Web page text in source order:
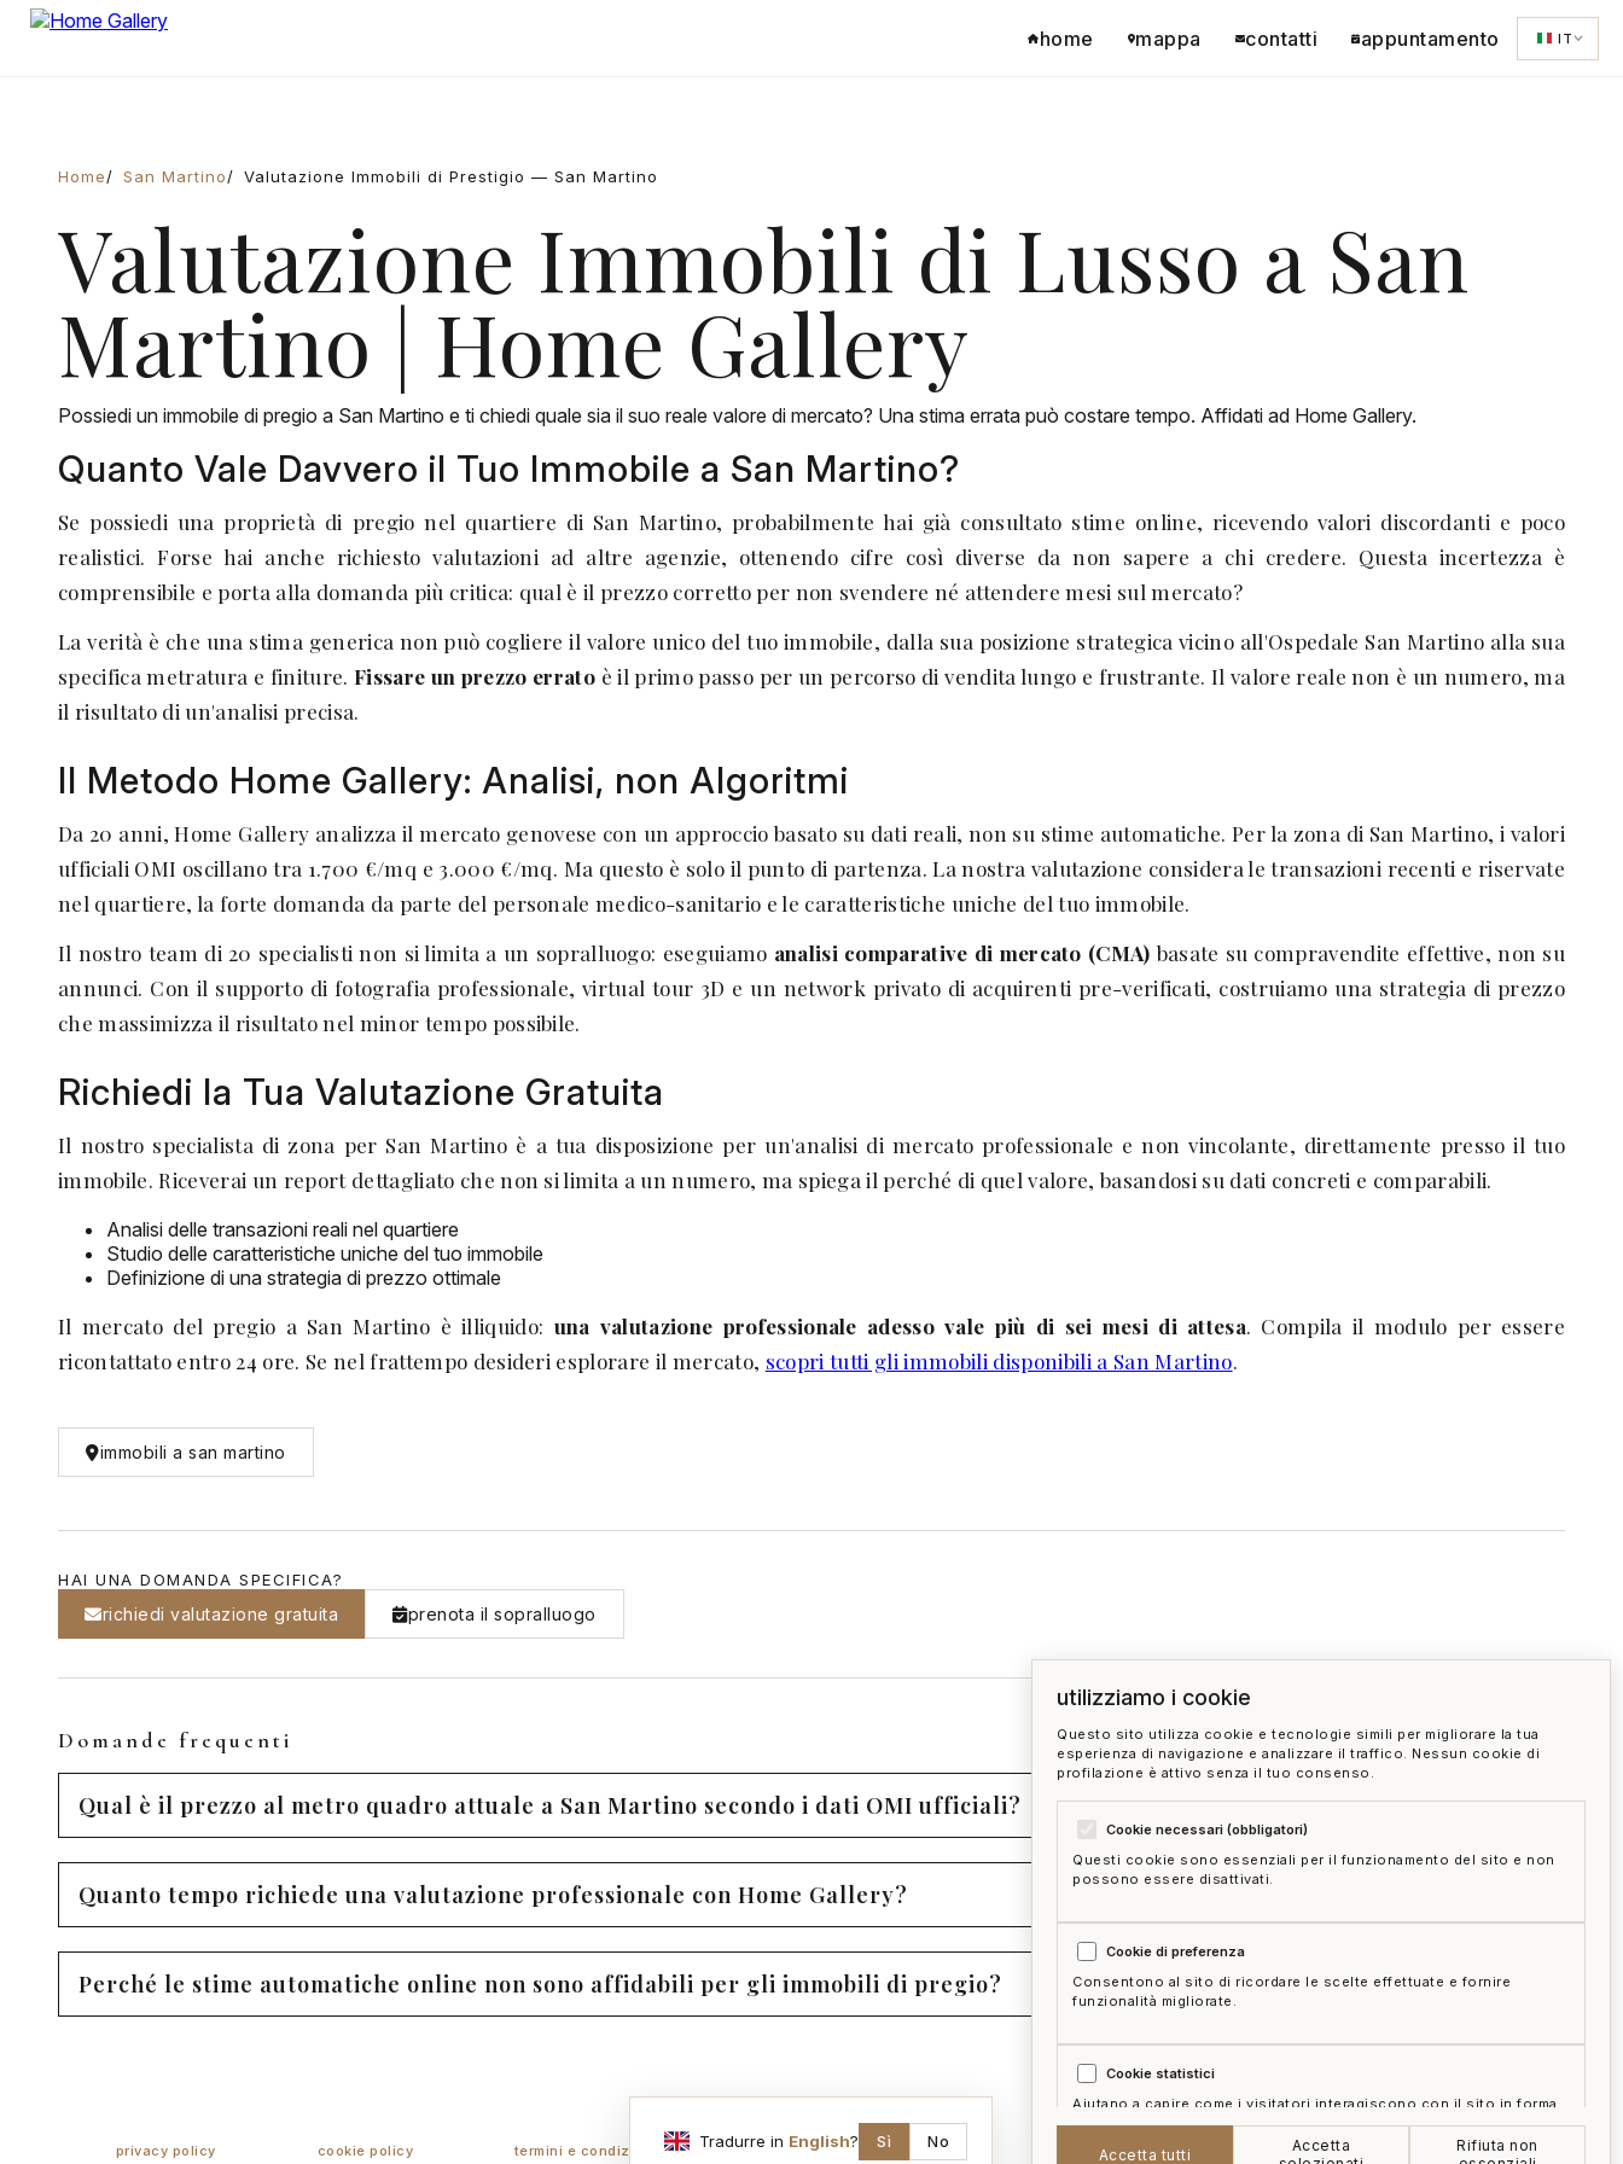
home mappa contatti appuntamento IT
Home San Martino Valutazione Immobili di Prestigio — San Martino
Valutazione Immobili di Lusso a San
Martino | Home Gallery
Possiedi un immobile di pregio a San Martino e ti chiedi quale sia il suo reale valore di mercato? Una stima errata può costare tempo. Affidati ad Home Gallery.
Quanto Vale Davvero il Tuo Immobile a San Martino?
Se possiedi una proprietà di pregio nel quartiere di San Martino, probabilmente hai già consultato stime online, ricevendo valori discordanti e poco
realistici. Forse hai anche richiesto valutazioni ad altre agenzie, ottenendo cifre così diverse da non sapere a chi credere. Questa incertezza è
comprensibile e porta alla domanda più critica: qual è il prezzo corretto per non svendere né attendere mesi sul mercato?
La verità è che una stima generica non può cogliere il valore unico del tuo immobile, dalla sua posizione strategica vicino all'Ospedale San Martino alla sua
specifica metratura e finiture. Fissare un prezzo errato è il primo passo per un percorso di vendita lungo e frustrante. Il valore reale non è un numero, ma
il risultato di un'analisi precisa.
Il Metodo Home Gallery: Analisi, non Algoritmi
Da 20 anni, Home Gallery analizza il mercato genovese con un approccio basato su dati reali, non su stime automatiche. Per la zona di San Martino, i valori
ufficiali OMI oscillano tra 1.700 €/mq e 3.000 €/mq. Ma questo è solo il punto di partenza. La nostra valutazione considera le transazioni recenti e riservate
nel quartiere, la forte domanda da parte del personale medico-sanitario e le caratteristiche uniche del tuo immobile.
Il nostro team di 20 specialisti non si limita a un sopralluogo: eseguiamo analisi comparative di mercato (CMA) basate su compravendite effettive, non su
annunci. Con il supporto di fotografia professionale, virtual tour 3D e un network privato di acquirenti pre-verificati, costruiamo una strategia di prezzo
che massimizza il risultato nel minor tempo possibile.
Richiedi la Tua Valutazione Gratuita
Il nostro specialista di zona per San Martino è a tua disposizione per un'analisi di mercato professionale e non vincolante, direttamente presso il tuo
immobile. Riceverai un report dettagliato che non si limita a un numero, ma spiega il perché di quel valore, basandosi su dati concreti e comparabili.
Analisi delle transazioni reali nel quartiere
Studio delle caratteristiche uniche del tuo immobile
Definizione di una strategia di prezzo ottimale
Il mercato del pregio a San Martino è illiquido: una valutazione professionale adesso vale più di sei mesi di attesa. Compila il modulo per essere
ricontattato entro 24 ore. Se nel frattempo desideri esplorare il mercato, scopri tutti gli immobili disponibili a San Martino.
immobili a san martino
HAI UNA DOMANDA SPECIFICA?
richiedi valutazione gratuita prenota il sopralluogo
Domande frequenti
Qual è il prezzo al metro quadro attuale a San Martino secondo i dati OMI ufficiali?
Quanto tempo richiede una valutazione professionale con Home Gallery?
Perché le stime automatiche online non sono affidabili per gli immobili di pregio?
privacy policy cookie policy termini e condizioni ai act accedi mappa del sito gestisci cookie
utilizziamo i cookie
Questo sito utilizza cookie e tecnologie simili per migliorare la tua
esperienza di navigazione e analizzare il traffico. Nessun cookie di
profilazione è attivo senza il tuo consenso.
Cookie necessari (obbligatori)
Questi cookie sono essenziali per il funzionamento del sito e non
possono essere disattivati.
Cookie di preferenza
Consentono al sito di ricordare le scelte effettuate e fornire
funzionalità migliorate.
Cookie statistici
Aiutano a capire come i visitatori interagiscono con il sito in forma
aggregata e anonima.
Accetta tutti
Accetta
Rifiuta non
Tradurre in English? Sì No